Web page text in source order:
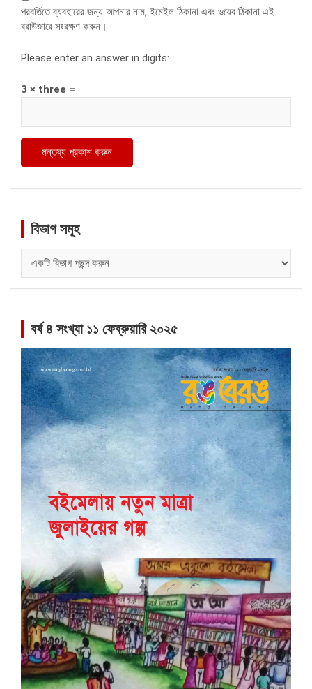
পরবর্তিতে ব্যবহারের জন্য আপনার নাম, ইমেইল ঠিকানা এবং ওয়েব ঠিকানা এই
ব্রাউজারে সংরক্ষণ করুন।
Please enter an answer in digits:
3 × three =
বিভাগ সমূহ
সমূহ
বর্ষ ৪ সংখ্যা ১১ ফেব্রুয়ারি ২০২৫